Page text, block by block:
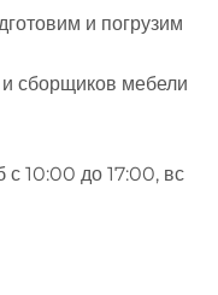
и погрузим
и сборщиков мебели
с 10:00 до 17:00, вс